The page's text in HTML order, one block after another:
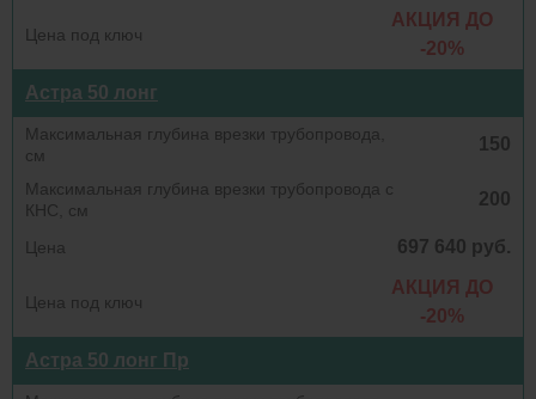
АКЦИЯ ДО
-20%
Астра 50 лонг
150
200
697 640 руб.
АКЦИЯ ДО
-20%
Астра 50 лонг Пр